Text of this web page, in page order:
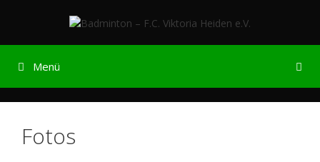
Menü
Fotos